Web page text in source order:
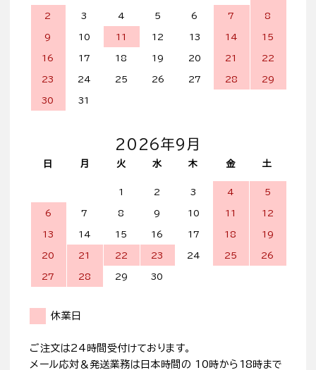
2 3 4 5 6 7 8
9 10 11 12 13 14 15
16 17 18 19 20 21 22
23 24 25 26 27 28 29
30 31
2026年9月
日 月 火 水 木 金 土
1 2 3 4 5
6 7 8 9 10 11 12
13 14 15 16 17 18 19
20 21 22 23 24 25 26
27 28 29 30
休業日
ご注文は24時間受付けております。
メール応対＆発送業務は日本時間の 10時から18時まで